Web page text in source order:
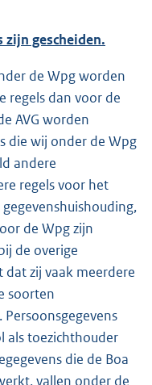
zijn gescheiden.
de Wpg worden
regels dan voor de
AVG worden
die wij onder de Wpg
andere
regels voor het
de Wpg zijn
de overige
dat zij vaak meerdere
soorten
als toezichthouder
die de Boa
vallen onder de